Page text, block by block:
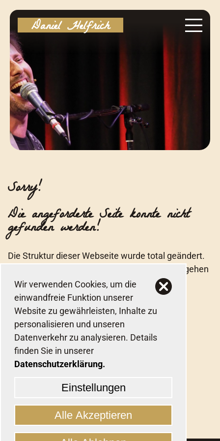
Daniel Helfrich
Sorry!
Die angeforderte Seite konnte nicht
gefunden werden!
Die Struktur dieser Webseite wurde total geändert.
Bitte wählen Sie einen der Menüpunkte, oder gehen
Siezurück zur Startseite.
Wir verwenden Cookies, um die
einwandfreie Funktion unserer
Website zu gewährleisten, Inhalte zu
personalisieren und unseren
Datenverkehr zu analysieren. Details
finden Sie in unserer
Datenschutzerklärung.
Einstellungen
Alle Akzeptieren